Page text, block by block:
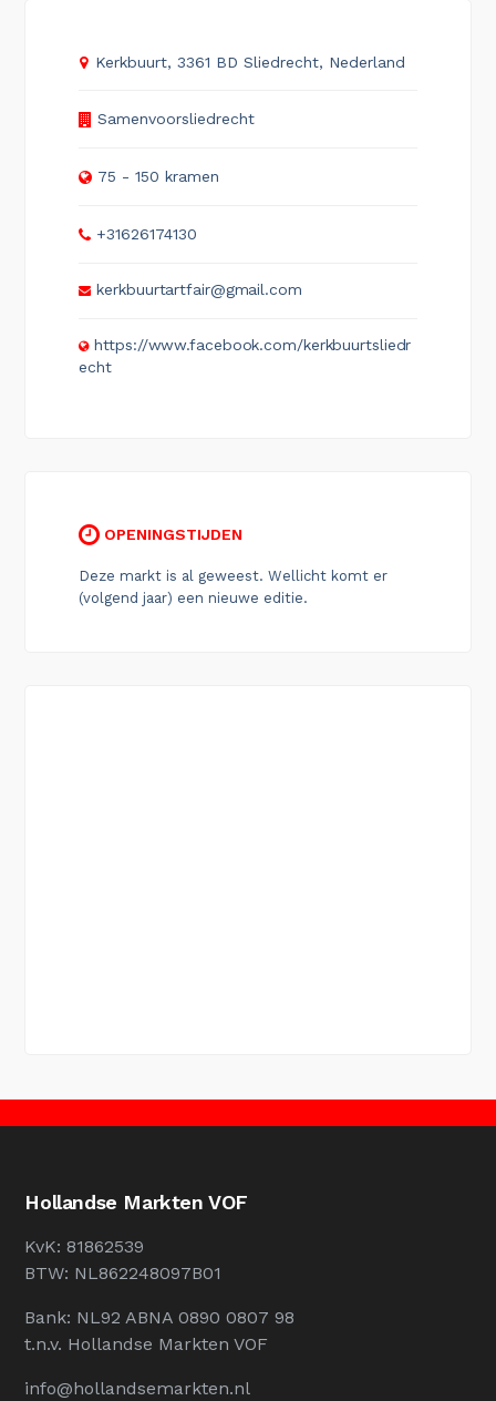
Kerkbuurt, 3361 BD Sliedrecht, Nederland
Samenvoorsliedrecht
75 - 150 kramen
+31626174130
kerkbuurtartfair@gmail.com
https://www.facebook.com/kerkbuurtsliedr
echt
OPENINGSTIJDEN
Deze markt is al geweest. Wellicht komt er
(volgend jaar) een nieuwe editie.
Hollandse Markten VOF
KvK: 81862539
BTW: NL862248097B01
Bank: NL92 ABNA 0890 0807 98
t.n.v. Hollandse Markten VOF
info@hollandsemarkten.nl